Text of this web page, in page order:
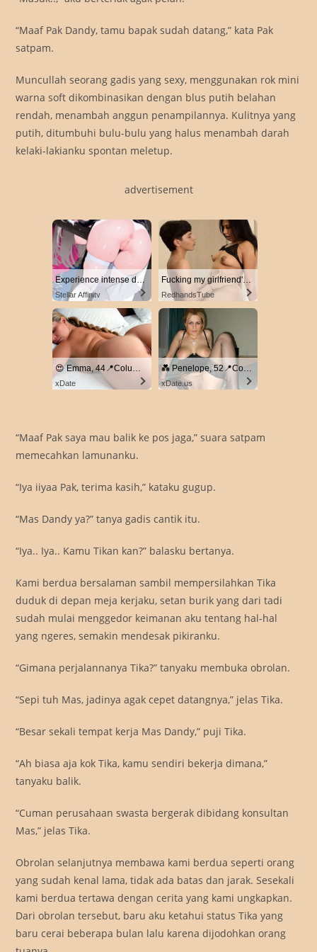
“Maaf Pak Dandy, tamu bapak sudah datang,” kata Pak
satpam.
Muncullah seorang gadis yang sexy, menggunakan rok mini
warna soft dikombinasikan dengan blus putih belahan
rendah, menambah anggun penampilannya. Kulitnya yang
putih, ditumbuhi bulu-bulu yang halus menambah darah
kelaki-lakianku spontan meletup.
advertisement
Experience intense desire for girls anytime, anywhere.
Stellar Affinity RedhandsTube
xDate
💑 Penelope, 52📍Columbus
xDate.us
“Maaf Pak saya mau balik ke pos jaga,” suara satpam
memecahkan lamunanku.
“Iya iiyaa Pak, terima kasih,” kataku gugup.
“Mas Dandy ya?” tanya gadis cantik itu.
“Iya.. Iya.. Kamu Tikan kan?” balasku bertanya.
Kami berdua bersalaman sambil mempersilahkan Tika
duduk di depan meja kerjaku, setan burik yang dari tadi
sudah mulai menggedor keimanan aku tentang hal-hal
yang ngeres, semakin mendesak pikiranku.
“Gimana perjalannanya Tika?” tanyaku membuka obrolan.
“Sepi tuh Mas, jadinya agak cepet datangnya,” jelas Tika.
“Besar sekali tempat kerja Mas Dandy,” puji Tika.
“Ah biasa aja kok Tika, kamu sendiri bekerja dimana,”
tanyaku balik.
“Cuman perusahaan swasta bergerak dibidang konsultan
Mas,” jelas Tika.
Obrolan selanjutnya membawa kami berdua seperti orang
yang sudah kenal lama, tidak ada batas dan jarak. Sesekali
kami berdua tertawa dengan cerita yang kami ungkapkan.
Dari obrolan tersebut, baru aku ketahui status Tika yang
baru cerai beberapa bulan lalu karena dijodohkan orang